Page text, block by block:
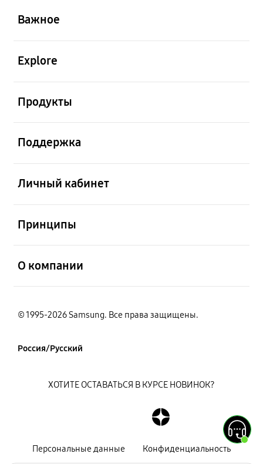
Важное
Explore
Продукты
Поддержка
Личный кабинет
Принципы
О компании
© 1995-2026 Samsung. Все права защищены.
Россия/Русский
Персональные данные Конфиденциальность
ХОТИТЕ ОСТАВАТЬСЯ В КУРСЕ НОВИНОК?